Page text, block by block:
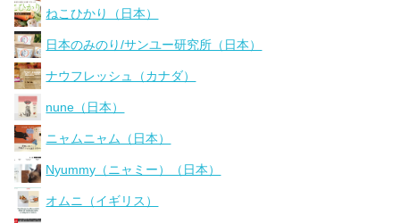
ねこひかり（日本）
日本のみのり/サンユー研究所（日本）
ナウフレッシュ（カナダ）
nune（日本）
ニャムニャム（日本）
Nyummy（ニャミー）（日本）
オムニ（イギリス）